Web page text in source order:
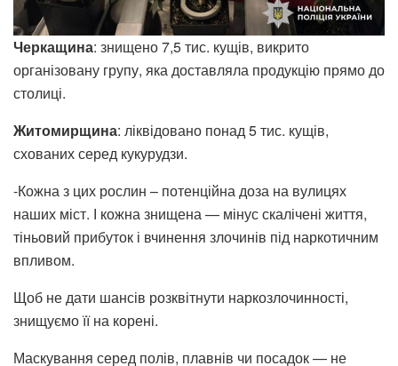
Черкащина: знищено 7,5 тис. кущів, викрито
організовану групу, яка доставляла продукцію прямо до
столиці.
Житомирщина: ліквідовано понад 5 тис. кущів,
схованих серед кукурудзи.
-Кожна з цих рослин – потенційна доза на вулицях
наших міст. І кожна знищена — мінус скалічені життя,
тіньовий прибуток і вчинення злочинів під наркотичним
впливом.
Щоб не дати шансів розквітнути наркозлочинності,
знищуємо її на корені.
Маскування серед полів, плавнів чи посадок — не